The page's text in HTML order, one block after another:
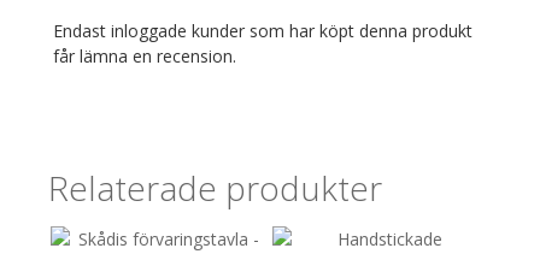
Endast inloggade kunder som har köpt denna produkt
får lämna en recension.
Relaterade produkter